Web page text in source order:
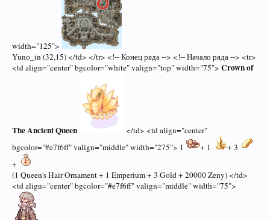
width="125">
Yuno_in (32,15) </td> </tr> <!-- Конец ряда --> <!-- Начало ряда --> <tr>
<td align="center" bgcolor="white" valign="top" width="75"> Crown of
The Ancient Queen
</td> <td align="center"
bgcolor="#e7f6ff" valign="middle" width="275"> 1
+ 1
+ 3
+
(1 Queen's Hair Ornament + 1 Emperium + 3 Gold + 20000 Zeny) </td>
<td align="center" bgcolor="#e7f6ff" valign="middle" width="75">